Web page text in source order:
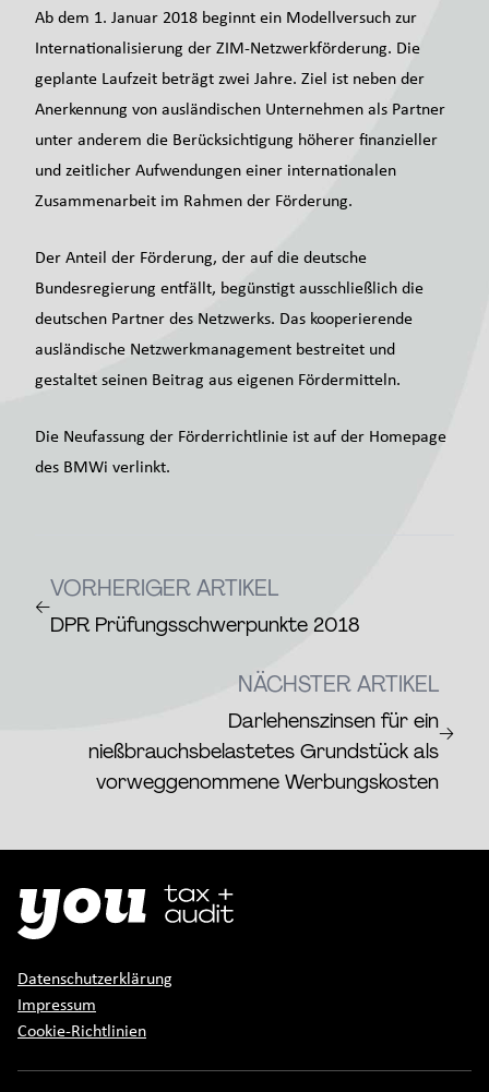
Ab dem 1. Januar 2018 beginnt ein Modellversuch zur
Internationalisierung der ZIM-Netzwerkförderung. Die
geplante Laufzeit beträgt zwei Jahre. Ziel ist neben der
Anerkennung von ausländischen Unternehmen als Partner
unter anderem die Berücksichtigung höherer finanzieller
und zeitlicher Aufwendungen einer internationalen
Zusammenarbeit im Rahmen der Förderung.
Der Anteil der Förderung, der auf die deutsche
Bundesregierung entfällt, begünstigt ausschließlich die
deutschen Partner des Netzwerks. Das kooperierende
ausländische Netzwerkmanagement bestreitet und
gestaltet seinen Beitrag aus eigenen Fördermitteln.
Die Neufassung der Förderrichtlinie ist auf der Homepage
des BMWi verlinkt.
←VORHERIGER ARTIKEL
DPR Prüfungsschwerpunkte 2018
NÄCHSTER ARTIKEL
Darlehenszinsen für ein
nießbrauchsbelastetes Grundstück als
vorweggenommene Werbungskosten
→
Datenschutzerklärung
Impressum
Cookie-Richtlinien